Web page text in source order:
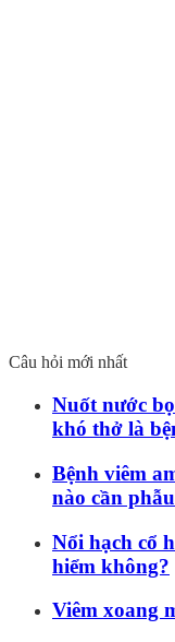
Câu hỏi mới nhất
Nuốt nước
khó thở là
Bệnh viêm
nào cần
Nổi hạch cổ
hiểm không?
Viêm xoang